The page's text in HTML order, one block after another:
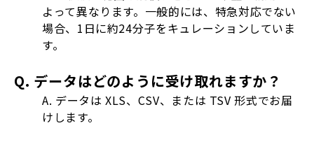
よって異なります。一般的には、特急対応でない
場合、1日に約24分子をキュレーションしていま
す。
Q. データはどのように受け取れますか？
A. データは XLS、CSV、または TSV 形式でお届
けします。